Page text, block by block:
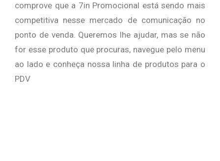
comprove que a 7in Promocional está sendo mais
competitiva nesse mercado de comunicação no
ponto de venda. Queremos lhe ajudar, mas se não
for esse produto que procuras, navegue pelo menu
ao lado e conheça nossa linha de produtos para o
PDV